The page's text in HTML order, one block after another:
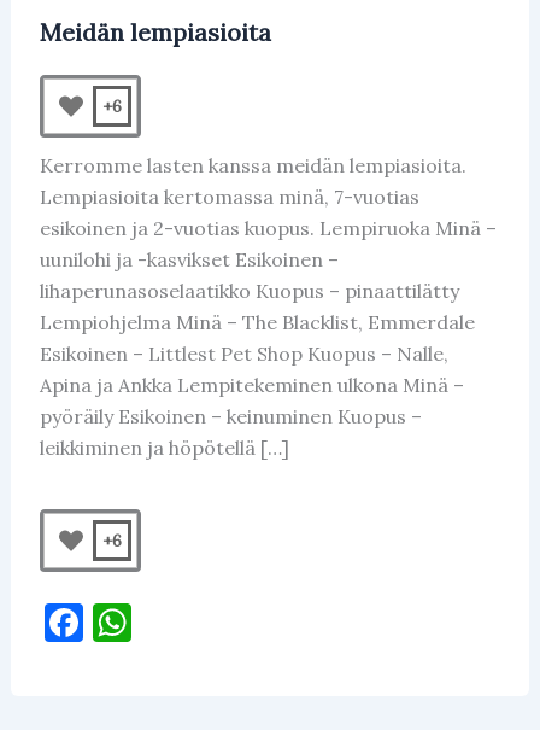
Meidän lempiasioita
+6
Kerromme lasten kanssa meidän lempiasioita.
Lempiasioita kertomassa minä, 7-vuotias
esikoinen ja 2-vuotias kuopus. Lempiruoka Minä –
uunilohi ja -kasvikset Esikoinen –
lihaperunasoselaatikko Kuopus – pinaattilätty
Lempiohjelma Minä – The Blacklist, Emmerdale
Esikoinen – Littlest Pet Shop Kuopus – Nalle,
Apina ja Ankka Lempitekeminen ulkona Minä –
pyöräily Esikoinen – keinuminen Kuopus –
leikkiminen ja höpötellä […]
+6
F W